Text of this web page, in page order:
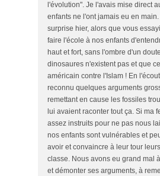
l'évolution". Je l'avais mise direct
enfants ne l'ont jamais eu en
surprise hier, alors que vous
faire l'école à nos enfants
haut et fort, sans l'ombre d'un
dinosaures n'existent pas et que
américain contre l'Islam ! En
reconnu quelques arguments
remettant en cause les fossiles
lui avaient raconter tout ça. Si ma
assez instruits pour ne pas nous
nos enfants sont vulnérables et
avoir et convaincre à leur tour
classe. Nous avons eu grand mal
et démonter ses arguments, à